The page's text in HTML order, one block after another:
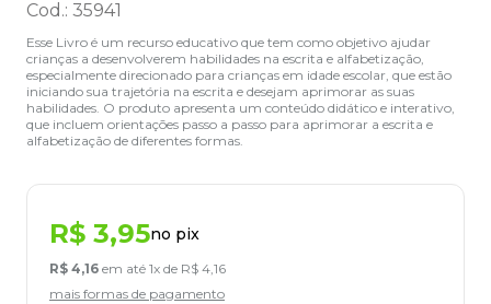
Cod.: 35941
Esse Livro é um recurso educativo que tem como objetivo ajudar
crianças a desenvolverem habilidades na escrita e alfabetização,
especialmente direcionado para crianças em idade escolar, que estão
iniciando sua trajetória na escrita e desejam aprimorar as suas
habilidades. O produto apresenta um conteúdo didático e interativo,
que incluem orientações passo a passo para aprimorar a escrita e
alfabetização de diferentes formas.
R$ 3,95no pix
R$ 4,16 em até 1x de R$ 4,16
mais formas de pagamento